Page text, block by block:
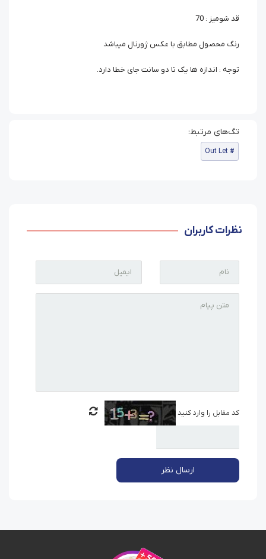
قد شومیز : 70
رنگ محصول مطابق با عکس ژورنال میباشد
توجه : اندازه ها یک تا دو سانت جای خطا دارد.
Out Let
نظرات کاربران
کد مقابل را وارد کنید
ارسال نظر